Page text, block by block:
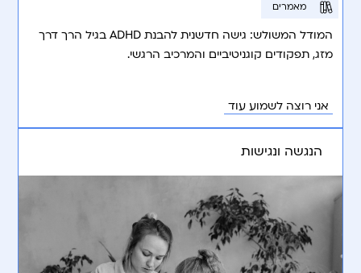
מאמרים
המודל המשולש: גישה חדשנית להבנת ADHD בגיל הרך דרך
מזג, תפקודים קוגניטיביים והמרכיב הרגשי.
אני רוצה לשמוע עוד
הנגשה ונגישות